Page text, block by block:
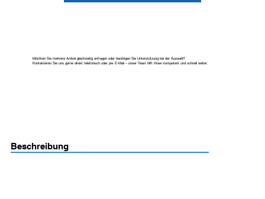
Möchten Sie mehrere Artikel gleichzeitig anfragen oder benötigen Sie Unterstützung bei der Auswahl?
Kontaktieren Sie uns gerne direkt telefonisch oder per E-Mail – unser Team hilft Ihnen kompetent und schnell weiter.
Beschreibung